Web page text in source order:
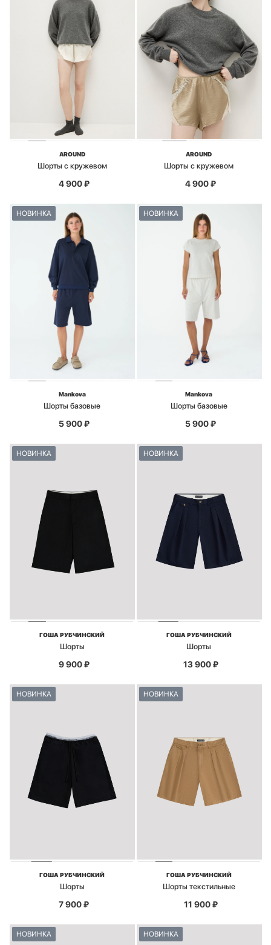
AROUND
Шорты с кружевом
4 900₽
AROUND
Шорты с кружевом
4 900₽
НОВИНКА
Mankova
Шорты базовые
5 900₽
НОВИНКА
Mankova
Шорты базовые
5 900₽
НОВИНКА
ГОША РУБЧИНСКИЙ
Шорты
9 900₽
НОВИНКА
ГОША РУБЧИНСКИЙ
Шорты
13 900₽
НОВИНКА
ГОША РУБЧИНСКИЙ
Шорты
7 900₽
НОВИНКА
ГОША РУБЧИНСКИЙ
Шорты текстильные
11 900₽
НОВИНКА НОВИНКА